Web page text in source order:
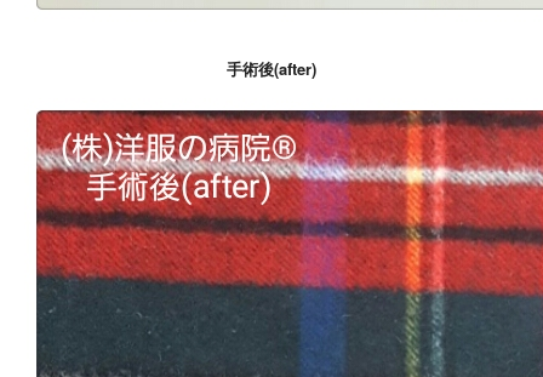
手術後(after)